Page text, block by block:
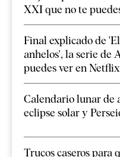
XXI que no te
Final explicado de
anhelos', la serie de
puedes ver en Netflix
Calendario lunar de
eclipse solar y
Trucos caseros para